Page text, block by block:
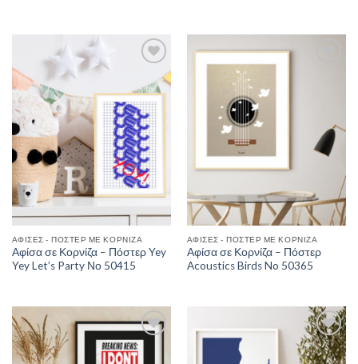
Wishlist
ΑΦΊΣΕΣ - ΠΌΣΤΕΡ ΜΕ ΚΟΡΝΊΖΑ
Αφίσα σε Κορνίζα – Πόστερ Yey
Yey Let’s Party Νο 50415
ΑΦΊΣΕΣ - ΠΌΣΤΕΡ ΜΕ ΚΟΡΝΊΖΑ
Αφίσα σε Κορνίζα – Πόστερ
Acoustics Birds No 50365
Add to
Wishlist
Add to
Wishlist